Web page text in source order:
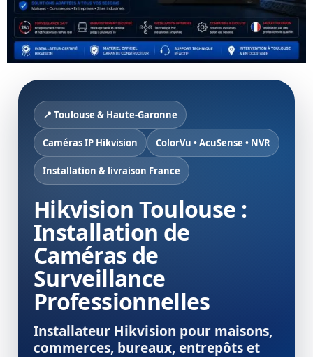
📍 Toulouse & Haute-Garonne
Caméras IP Hikvision ColorVu • AcuSense • NVR
Installation & livraison France
Hikvision Toulouse :
Installation de
Caméras de
Surveillance
Professionnelles
Installateur Hikvision pour maisons,
commerces, bureaux, entrepôts et